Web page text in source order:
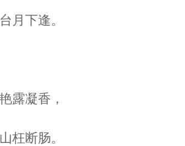
下逢。
凝香，
断肠。